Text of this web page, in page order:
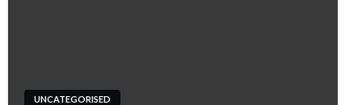
UNCATEGORISED